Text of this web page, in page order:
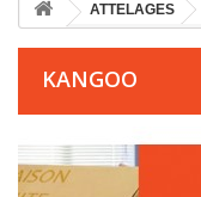
ATTELAGES
KANGOO